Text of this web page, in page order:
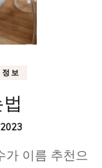
보
가 이름 추천으